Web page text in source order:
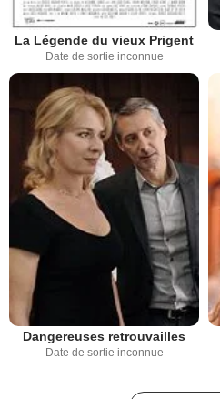
La Légende du vieux Prigent
Date de sortie inconnue
Dangereuses retrouvailles
Date de sortie inconnue